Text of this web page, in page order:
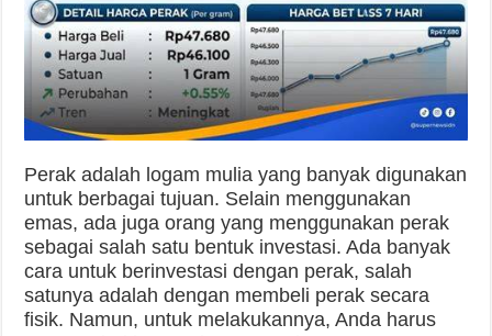
Perak adalah logam mulia yang banyak digunakan
untuk berbagai tujuan. Selain menggunakan
emas, ada juga orang yang menggunakan perak
sebagai salah satu bentuk investasi. Ada banyak
cara untuk berinvestasi dengan perak, salah
satunya adalah dengan membeli perak secara
fisik. Namun, untuk melakukannya, Anda harus